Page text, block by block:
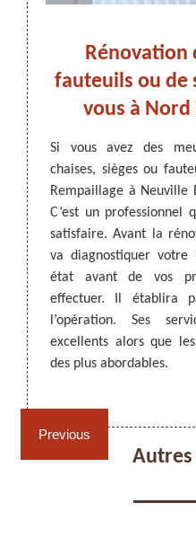
ARTISAN
CANNAGE -
chaises et sièges 59
Previous
:
Nord
de
tarifs
plus
si
Rénovation
fauteuils ou de
vous à Nord
Si vous avez des
chaises, sièges ou
Rempaillage à Neuville
C’est un professionnel
satisfaire. Avant la
va diagnostiquer votre
état avant de vos
effectuer. Il établira
l’opération. Ses
excellents alors que
des plus abordables.
Autres